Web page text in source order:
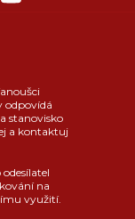
odpovídá
stanovisko
a kontaktuj
na
využití.